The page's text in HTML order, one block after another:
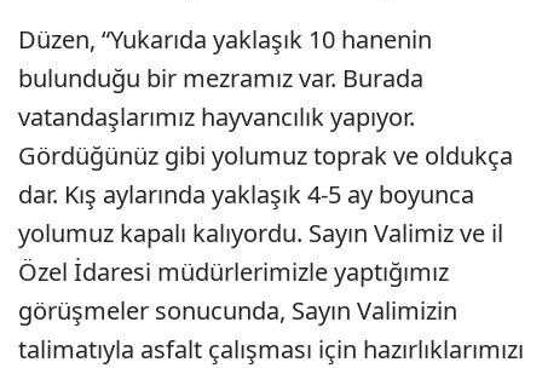
Düzen, “Yukarıda yaklaşık 10 hanenin
bulunduğu bir mezramız var. Burada
vatandaşlarımız hayvancılık yapıyor.
Gördüğünüz gibi yolumuz toprak ve oldukça
dar. Kış aylarında yaklaşık 4-5 ay boyunca
yolumuz kapalı kalıyordu. Sayın Valimiz ve il
Özel İdaresi müdürlerimizle yaptığımız
görüşmeler sonucunda, Sayın Valimizin
talimatıyla asfalt çalışması için hazırlıklarımızı